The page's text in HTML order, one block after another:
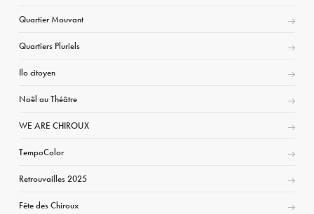
Quartier Mouvant
Quartiers Pluriels
Ilo citoyen
Noël au Théâtre
WE ARE CHIROUX
TempoColor
Retrouvailles 2025
Fête des Chiroux